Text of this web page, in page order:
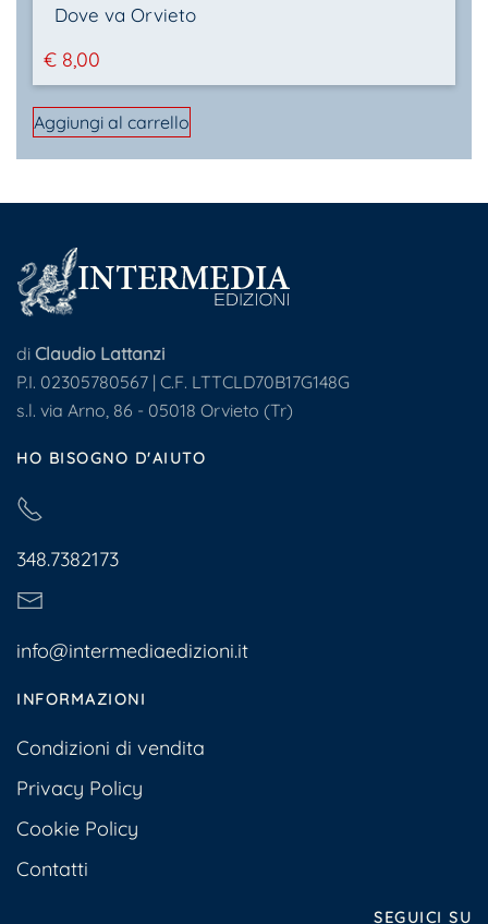
Dove va Orvieto
€ 8,00
Aggiungi al carrello
di Claudio Lattanzi
P.I. 02305780567 | C.F. LTTCLD70B17G148G
s.l. via Arno, 86 - 05018 Orvieto (Tr)
HO BISOGNO D'AIUTO
348.7382173
info@intermediaedizioni.it
INFORMAZIONI
Condizioni di vendita
Privacy Policy
Cookie Policy
Contatti
SEGUICI SU